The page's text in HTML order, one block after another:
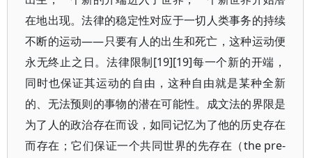
在地出现。法律的稳定性对应于一切人类事务的持续
不断的运动——只要有人的出生和死亡，这种运动便
永无终止之日。法律限制[19][19]每一个新的开端，
同时也保证其运动的自由，这种自由就是某种全新
的、无法预则的事物的潜在可能性。成文法的界限是
为了人的政治存在而设，如同记忆为了他的历史存在
而存在；它们保证一个共同世界的先存在（the pre-